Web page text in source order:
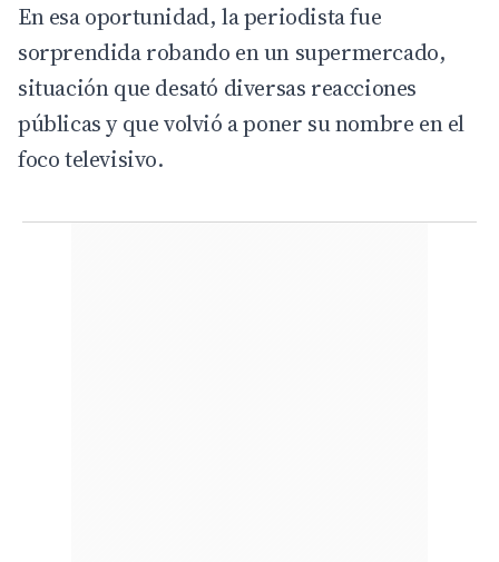
En esa oportunidad, la periodista fue
sorprendida robando en un supermercado,
situación que desató diversas reacciones
públicas y que volvió a poner su nombre en el
foco televisivo.